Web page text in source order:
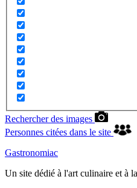
Rechercher des images
Personnes citées dans le site
Gastronomiac
Un site dédié à l'art culinaire et à